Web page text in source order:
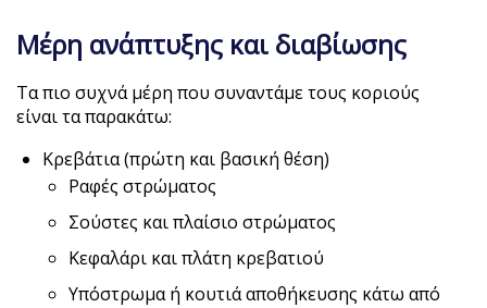
Μέρη ανάπτυξης και διαβίωσης
Τα πιο συχνά μέρη που συναντάμε τους κοριούς
είναι τα παρακάτω:
Κρεβάτια (πρώτη και βασική θέση)
Ραφές στρώματος
Σούστες και πλαίσιο στρώματος
Κεφαλάρι και πλάτη κρεβατιού
Υπόστρωμα ή κουτιά αποθήκευσης κάτω από